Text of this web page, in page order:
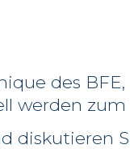
des
werden
diskutieren